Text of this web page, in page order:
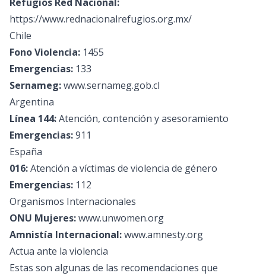
https://www.rednacionalrefugios.org.mx/
Chile
Fono Violencia: 1455
Emergencias: 133
Sernameg:www.sernameg.gob.cl
Argentina
Línea 144:Atención, contención y asesoramiento
Emergencias:911
España
016:Atención a víctimas de violencia de género
Emergencias: 112
Organismos Internacionales
ONU Mujeres:www.unwomen.org
Amnistía Internacional:www.amnesty.org
Actua ante la violencia
Estas son algunas de las recomendaciones que